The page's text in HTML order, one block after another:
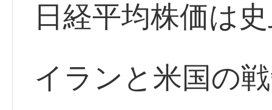
日経平均株価は
イランと米国の